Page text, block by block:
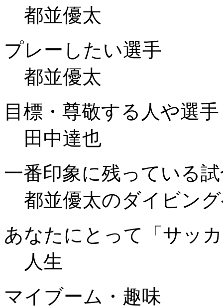
都並優太
プレーしたい選手
都並優太
目標・尊敬する人や選手
田中達也
一番印象に残っている
都並優太のダイビン
あなたにとって「サッ
人生
マイブーム・趣味